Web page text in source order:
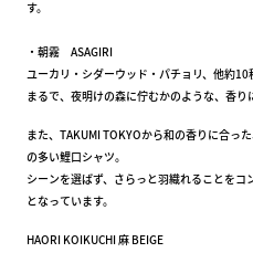
す。
・朝霧 ASAGIRI
ユーカリ・シダーウッド・パチョリ、他約
まるで、夜明けの森に佇むかのような、香り
また、TAKUMI TOKYOから和の香りに合っ
の多い鯉口シャツ。
シーンを選ばず、さらっと羽織れることを
となっています。
HAORI KOIKUCHI 麻 BEIGE